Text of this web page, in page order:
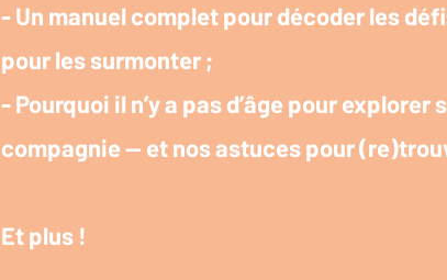
- Un manuel complet pour décoder les
pour les surmonter ;
- Pourquoi il n’y a pas d’âge pour explorer
compagnie — et nos astuces pour
Et plus !